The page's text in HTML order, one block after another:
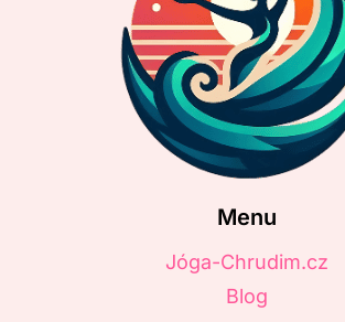
Menu
Jóga-Chrudim.cz
Blog